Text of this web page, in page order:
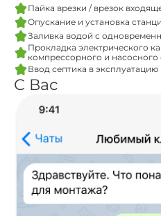
Пайка врезки / врезок
Опускание и установка
Заливка водой с
Прокладка электрического
компрессорного и
Ввод септика в эксплуатацию
С Вас